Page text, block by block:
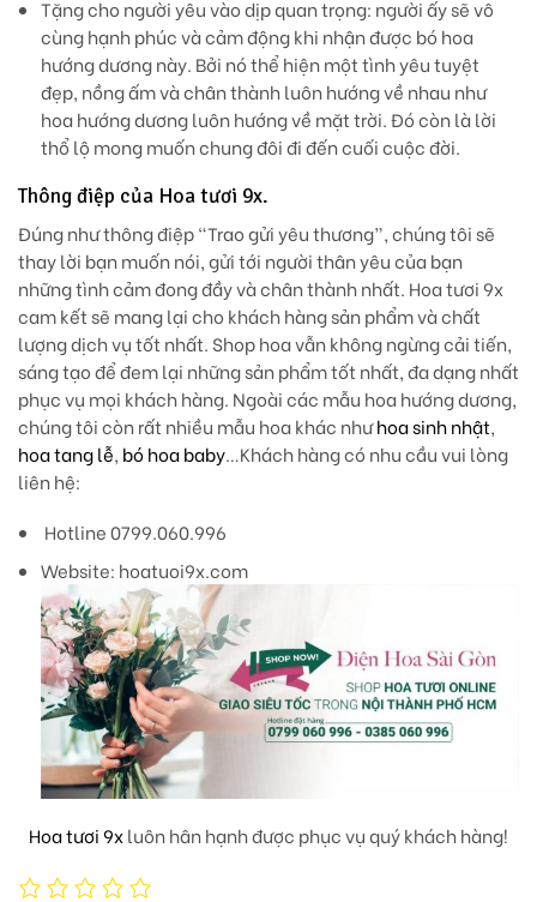
Tặng cho người yêu vào dịp quan trọng: người ấy sẽ vô
cùng hạnh phúc và cảm động khi nhận được bó hoa
hướng dương này. Bởi nó thể hiện một tình yêu tuyệt
đẹp, nồng ấm và chân thành luôn hướng về nhau như
hoa hướng dương luôn hướng về mặt trời. Đó còn là lời
thổ lộ mong muốn chung đôi đi đến cuối cuộc đời.
Thông điệp của Hoa tươi 9x.
Đúng như thông điệp “Trao gửi yêu thương”, chúng tôi sẽ
thay lời bạn muốn nói, gửi tới người thân yêu của bạn
những tình cảm đong đầy và chân thành nhất. Hoa tươi 9x
cam kết sẽ mang lại cho khách hàng sản phẩm và chất
lượng dịch vụ tốt nhất. Shop hoa vẫn không ngừng cải tiến,
sáng tạo để đem lại những sản phẩm tốt nhất, đa dạng nhất
phục vụ mọi khách hàng. Ngoài các mẫu hoa hướng dương,
chúng tôi còn rất nhiều mẫu hoa khác nhưhoa sinh nhật,
hoa tang lễ, bó hoa baby…Khách hàng có nhu cầu vui lòng
liên hệ:
Hotline 0799.060.996
Website: hoatuoi9x.com
Hoa tươi 9xluôn hân hạnh được phục vụ quý khách hàng!